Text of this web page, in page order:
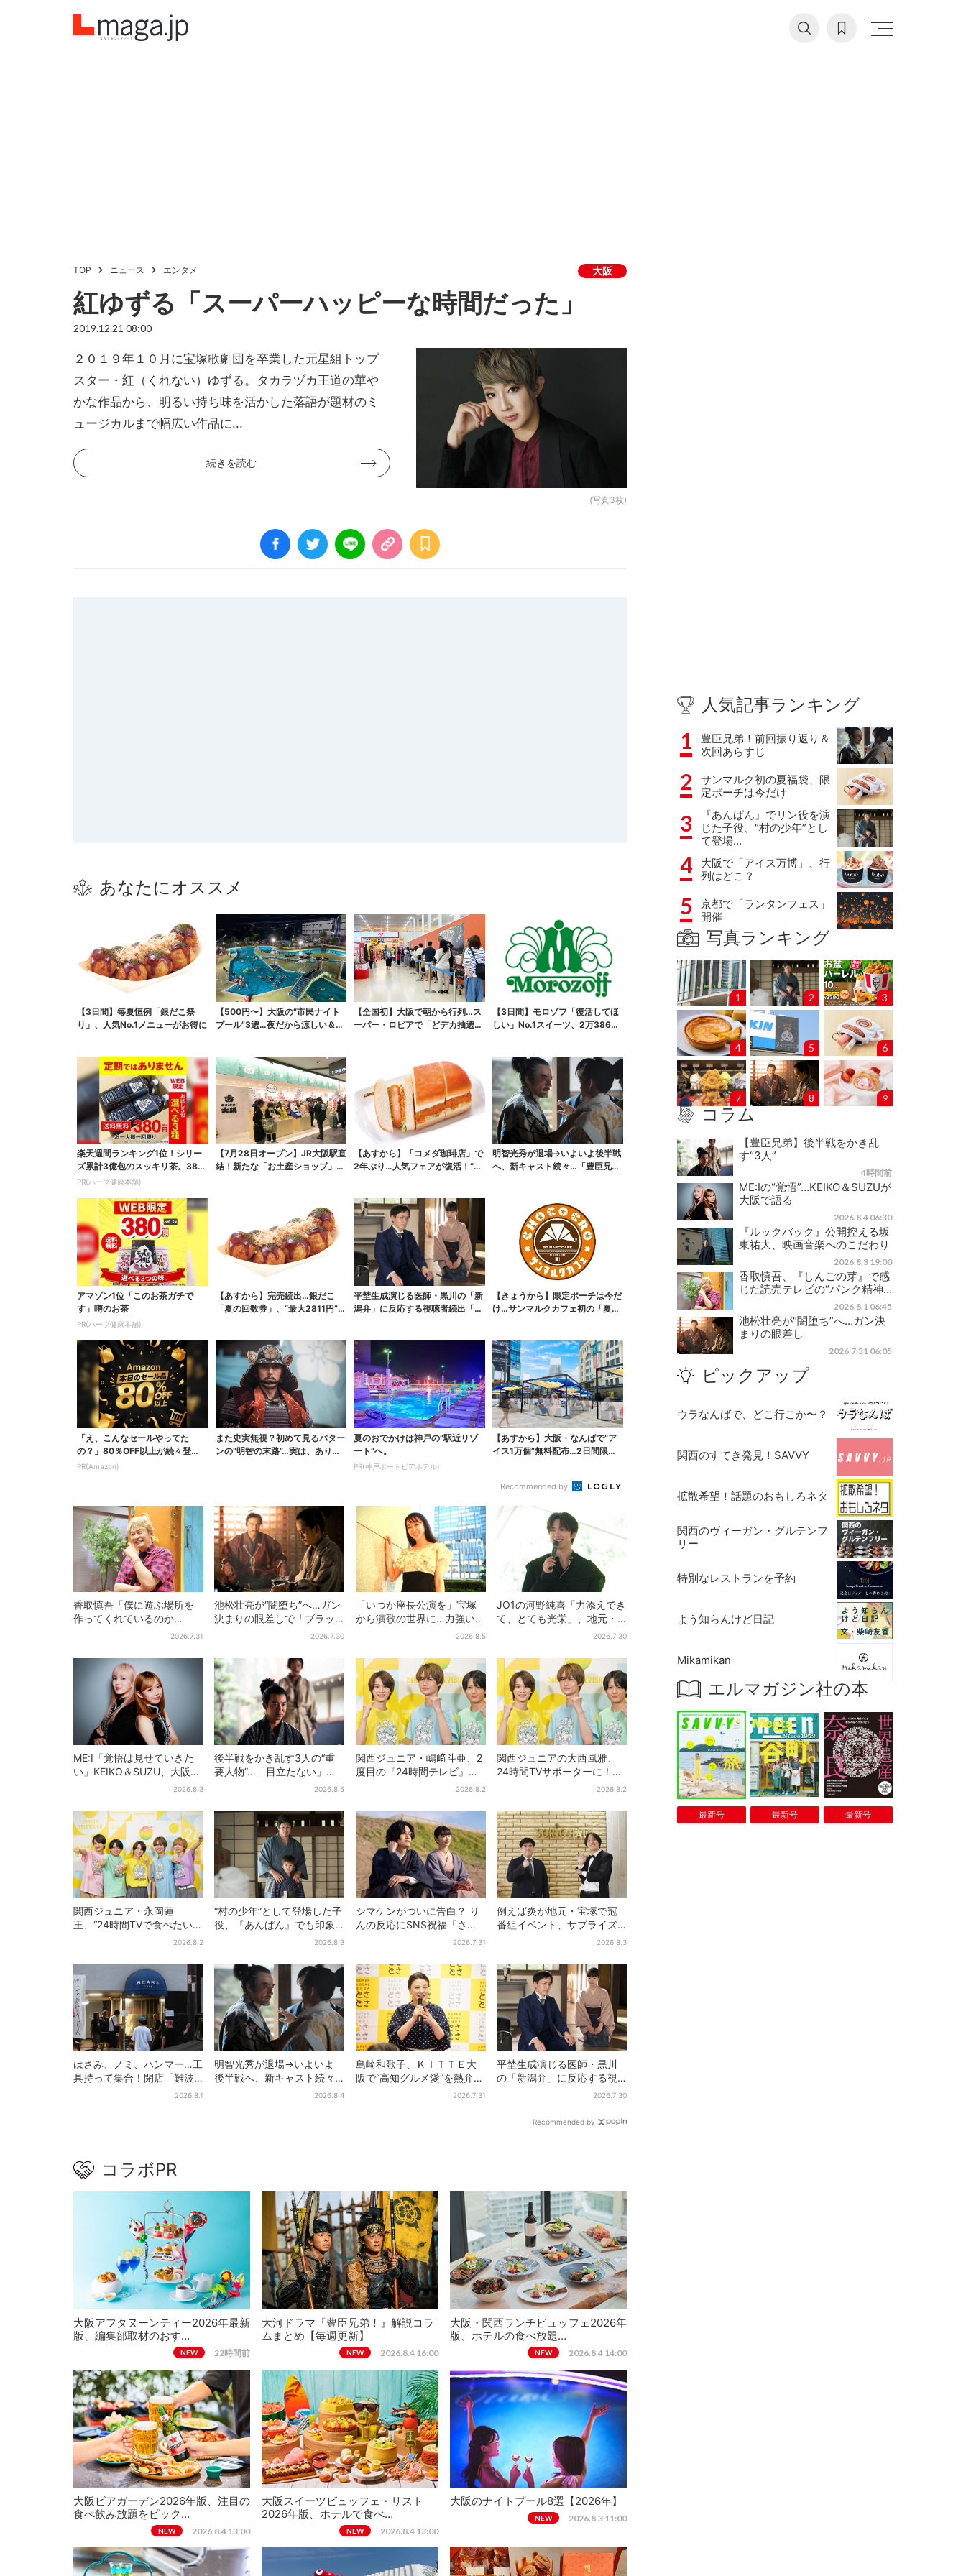
TOP ニュース エンタメ 大阪
紅ゆずる「スーパーハッピーな時間だった」
2019.12.21 08:00
(写真3枚)
２０１９年１０月に宝塚歌劇団を卒業した元星組トップ
スター・紅（くれない）ゆずる。タカラヅカ王道の華や
かな作品から、明るい持ち味を活かした落語が題材のミ
ュージカルまで幅広い作品に...
続きを読む
あなたにオススメ
【3日間】毎夏恒例「銀だこ祭
り」、人気No.1メニューがお得に
【500円〜】大阪の“市民ナイト
プール”3選…夜だから涼しい＆コ
【全国初】大阪で朝から行列…ス
ーパー・ロピアで「どデカ抽選
【3日間】モロゾフ「復活してほ
しい」No.1スイーツ、2万3865
楽天週間ランキング1位！シリー
ズ累計3億包のスッキリ茶。380
円でお試し
PR(ハーブ健康本舗)
【7月28日オープン】JR大阪駅直
結！新たな「お土産ショップ」、
【あすから】「コメダ珈琲店」で
2年ぶり…人気フェアが復活！“ハ
明智光秀が退場→いよいよ後半戦
へ、新キャスト続々…「豊臣兄
アマゾン1位「このお茶ガチで
す」噂のお茶
PR(ハーブ健康本舗)
【あすから】完売続出…銀だこ
「夏の回数券」、“最大2811円”お
平埜生成演じる医師・黒川の「新
潟弁」に反応する視聴者続出「グ
【きょうから】限定ポーチは今だ
け…サンマルクカフェ初の「夏福
「え、こんなセールやってた
の？」80％OFF以上が続々登
場！Amazonの本気が...
PR(Amazon)
また史実無視？初めて見るパター
ンの“明智の末路”…実は、ありえ
夏のおでかけは神戸の”駅近リゾ
ート”へ。
PR(神戸ポートピアホテル)
【あすから】大阪・なんばで“ア
イス1万個”無料配布…2日間限定
Recommended by
香取慎吾「僕に遊ぶ場所を
作ってくれているのか
も」、異色バラエティ『し
レビの“パンク精神”
2026.7.31
池松壮亮が“闇堕ち”へ…ガン
決まりの眼差しで「ブラッ
ク秀吉がログイン」【豊臣
2026.7.30
「いつか座長公演を」宝塚
から演歌の世界に…力強いコ
ブシで聴かせる有沙瞳の目
2026.8.5
JO1の河野純喜「力添えでき
て、とても光栄」、地元・
奈良へ凱旋！学生時代の思
2026.7.30
ME:I「覚悟は見せていきた
い」KEIKO＆SUZU、大阪で
語る…“日プ女子”からの3年
2026.8.3
後半戦をかき乱す3人の“重
要人物”…「目立たない」主
人公・仲野太賀も、モブキ
2026.8.5
関西ジュニア・嶋﨑斗亜、2
度目の『24時間テレビ』
へ…ほかのメンバーに助言2026.8.2
関西ジュニアの大西風雅、
24時間TVサポーターに！な
にわ男子・藤原丈一郎から
2026.8.2
関西ジュニア・永岡蓮
王、“24時間TVで食べたい差
し入れ”は？「キッチンカー
2026.8.2
“村の少年”として登場した子
役、『あんぱん』でも印象
的だった…視聴者驚き「どう
2026.8.3
シマケンがついに告白？ り
んの反応にSNS祝福「さす
がに伝わったよね？」2026.7.31
例えば炎が地元・宝塚で冠
番組イベント、サプライズ
に会場騒然「まさか本人が
2026.8.3
はさみ、ノミ、ハンマー…工
具持って集合！閉店「難波
ベアーズ」最終日400人超…
2026.8.1
明智光秀が退場→いよいよ
後半戦へ、新キャスト続々…
「豊臣兄弟！」振り返り＆
2026.8.4
島崎和歌子、ＫＩＴＴＥ大
阪で“高知グルメ愛”を熱弁
「カツオは塩派」「ちくキ
2026.7.31
平埜生成演じる医師・黒川
の「新潟弁」に反応する視
聴者続出「グッときた」2026.7.30
Recommended by
コラボPR
大阪アフタヌーンティー2026年最新
版、編集部取材のおす…
NEW 22時間前
大河ドラマ『豊臣兄弟！』解説コラ
ムまとめ【毎週更新】
NEW 2026.8.4 16:00
大阪・関西ランチビュッフェ2026年
版、ホテルの食べ放題…
NEW 2026.8.4 14:00
大阪ビアガーデン2026年版、注目の
食べ飲み放題をピック…
NEW 2026.8.4 13:00
大阪スイーツビュッフェ・リスト
2026年版、ホテルで食べ…
NEW 2026.8.4 13:00
大阪のナイトプール8選【2026年】
NEW 2026.8.3 11:00
人気記事ランキング
1
豊臣兄弟！前回振り返り＆
次回あらすじ
2
サンマルク初の夏福袋、限
定ポーチは今だけ
3
『あんぱん』でリン役を演
じた子役、“村の少年”とし
て登場…
4
大阪で「アイス万博」、行
列はどこ？
5
京都で「ランタンフェス」
開催
写真ランキング
1 2 3
4 5 6
7 8 9
コラム
【豊臣兄弟】後半戦をかき乱
す“3人”
4時間前
ME:Iの“覚悟”…KEIKO＆SUZUが
大阪で語る
2026.8.4 06:30
『ルックバック』公開控える坂
東祐大、映画音楽へのこだわり
2026.8.3 19:00
香取慎吾、『しんごの芽』で感
じた読売テレビの“パンク精神…
2026.8.1 06:45
池松壮亮が“闇堕ち”へ…ガン決
まりの眼差し
2026.7.31 06:05
ピックアップ
ウラなんばで、どこ行こか〜？
関西のすてき発見！SAVVY
拡散希望！話題のおもしろネタ
関西のヴィーガン・グルテンフ
リー
特別なレストランを予約
よう知らんけど日記
Mikamikan
エルマガジン社の本
最新号 最新号 最新号